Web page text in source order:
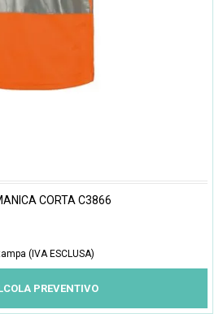
CORTA C3866
(IVA ESCLUSA)
PREVENTIVO